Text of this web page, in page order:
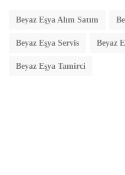
Beyaz Eşya Alım Satım
Beyaz Eşya Servis Beyaz
Beyaz Eşya Tamirci